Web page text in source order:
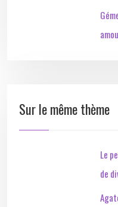
Sur le même thème
Le
de